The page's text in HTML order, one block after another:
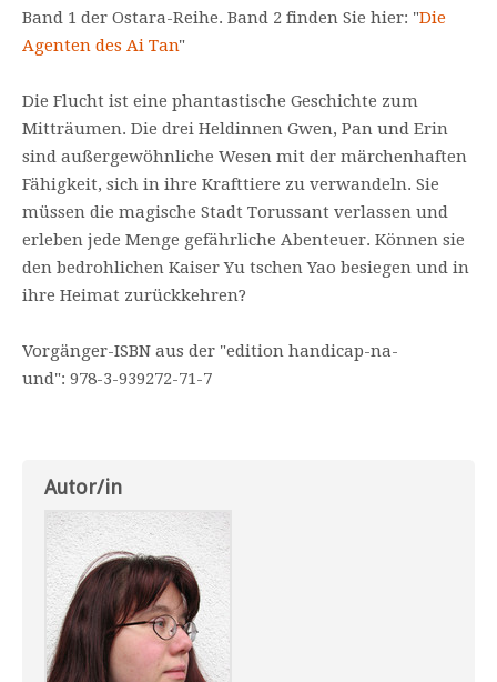
Band 1 der Ostara-Reihe. Band 2 finden Sie hier: "Die
Agenten des Ai Tan"
Die Flucht ist eine phantastische Geschichte zum
Mitträumen. Die drei Heldinnen Gwen, Pan und Erin
sind außergewöhnliche Wesen mit der märchenhaften
Fähigkeit, sich in ihre Krafttiere zu verwandeln. Sie
müssen die magische Stadt Torussant verlassen und
erleben jede Menge gefährliche Abenteuer. Können sie
den bedrohlichen Kaiser Yu tschen Yao besiegen und in
ihre Heimat zurückkehren?
Vorgänger-ISBN aus der "edition handicap-na-
und": 978-3-939272-71-7
Autor/in